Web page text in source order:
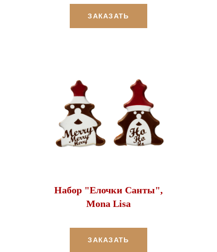
ЗАКАЗАТЬ
Набор "Елочки Санты",
Mona Lisa
ЗАКАЗАТЬ